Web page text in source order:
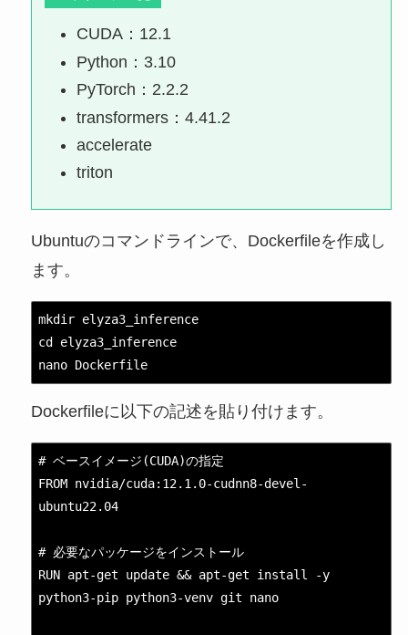
CUDA：12.1
Python：3.10
PyTorch：2.2.2
transformers：4.41.2
accelerate
triton
Ubuntuのコマンドラインで、Dockerfileを作成し
ます。
mkdir elyza3_inference
cd elyza3_inference
nano Dockerfile
Dockerfileに以下の記述を貼り付けます。
# ベースイメージ(CUDA)の指定
FROM nvidia/cuda:12.1.0-cudnn8-devel-
ubuntu22.04
# 必要なパッケージをインストール
RUN apt-get update && apt-get install -y
python3-pip python3-venv git nano